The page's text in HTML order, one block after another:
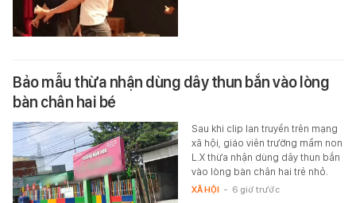
Bảo mẫu thừa nhận dùng dây thun bắn vào lòng
bàn chân hai bé
Sau khi clip lan truyền trên mạng
xã hội, giáo viên trường mầm non
L.X thừa nhận dùng dây thun bắn
vào lòng bàn chân hai trẻ nhỏ.
XÃ HỘI - 6 giờ trước